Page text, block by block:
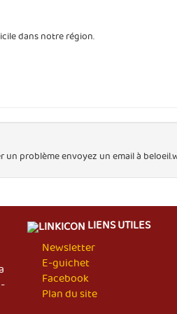
dans notre région.
problème envoyez un email à
LIENS UTILES
Newsletter
E-guichet
Facebook
Plan du site